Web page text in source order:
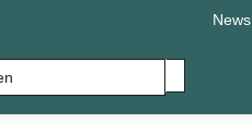
News